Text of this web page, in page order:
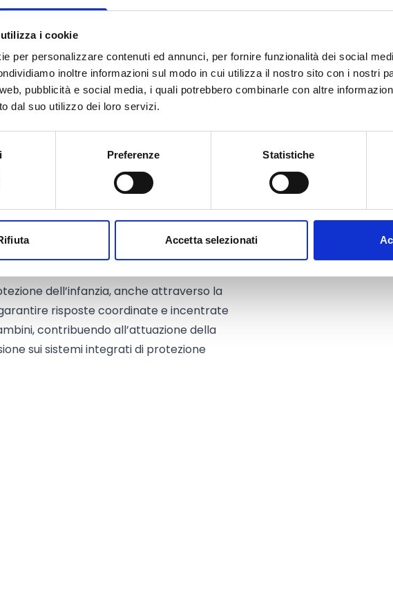
i cookie
per personalizzare contenuti ed annunci, per fornire funzionalità dei social
inoltre informazioni sul modo in cui utilizza il nostro sito con i nostri
pubblicità e social media, i quali potrebbero combinarle con altre
dal suo utilizzo dei loro servizi.
Preferenze Statistiche
Accetta selezionati
di genere in contesti diversi, con
per affrontare la violenza di genere e
a terzi (riassegnazione a organizzazioni
Priorità 1
e i sopravvissuti alla violenza di genere e
2
la violenza informatica,
obiettivi della Convenzione del Consiglio
contro la violenza nei confronti delle
nonché l’attuazione della direttiva
delle donne e la violenza
dell’infanzia, anche attraverso la
risposte coordinate e incentrate
contribuendo all’attuazione della
sui sistemi integrati di protezione